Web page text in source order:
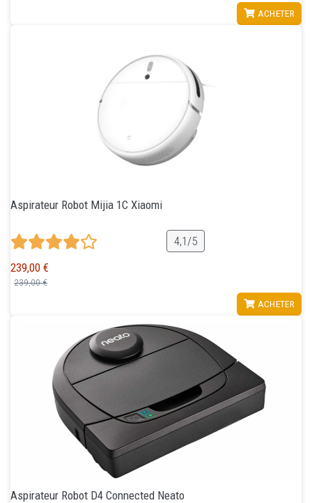
ACHETER
Aspirateur Robot Mijia 1C Xiaomi
4,1/5
239,00 €
239,00 €
ACHETER
Aspirateur Robot D4 Connected Neato